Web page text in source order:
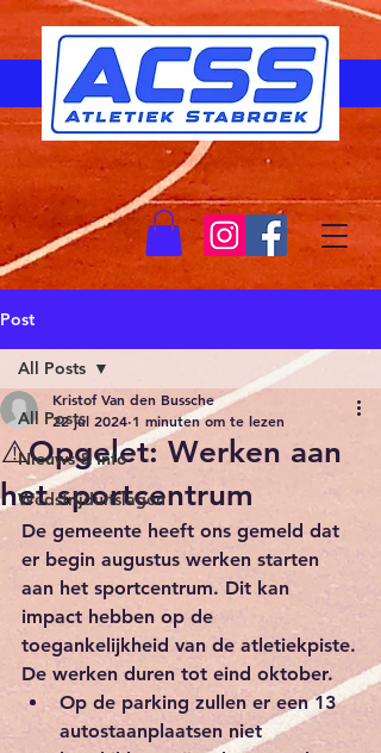
Post
All Posts
Nieuws & Info
Wedstrijduitslagen
All Posts
⚠️Opgelet: Werken aan
het sportcentrum
Kristof Van den Bussche
22 jul 2024 1 minuten om te lezen
De gemeente heeft ons gemeld dat
er begin augustus werken starten
aan het sportcentrum. Dit kan
impact hebben op de
toegankelijkheid van de atletiekpiste.
De werken duren tot eind oktober.
Op de parking zullen er een 13
autostaanplaatsen niet